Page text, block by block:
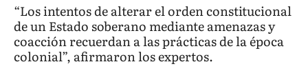
“Los intentos de alterar el orden constitucional
de un Estado soberano mediante amenazas y
coacción recuerdan a las prácticas de la época
colonial”, afirmaron los expertos.